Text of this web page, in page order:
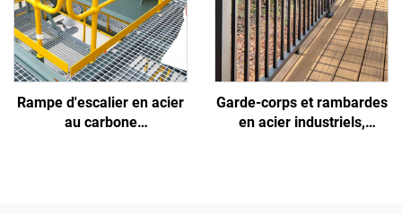
personnalisables en taille
Rampe d'escalier en acier
au carbone
Garde-corps et rambardes
en acier industriels,